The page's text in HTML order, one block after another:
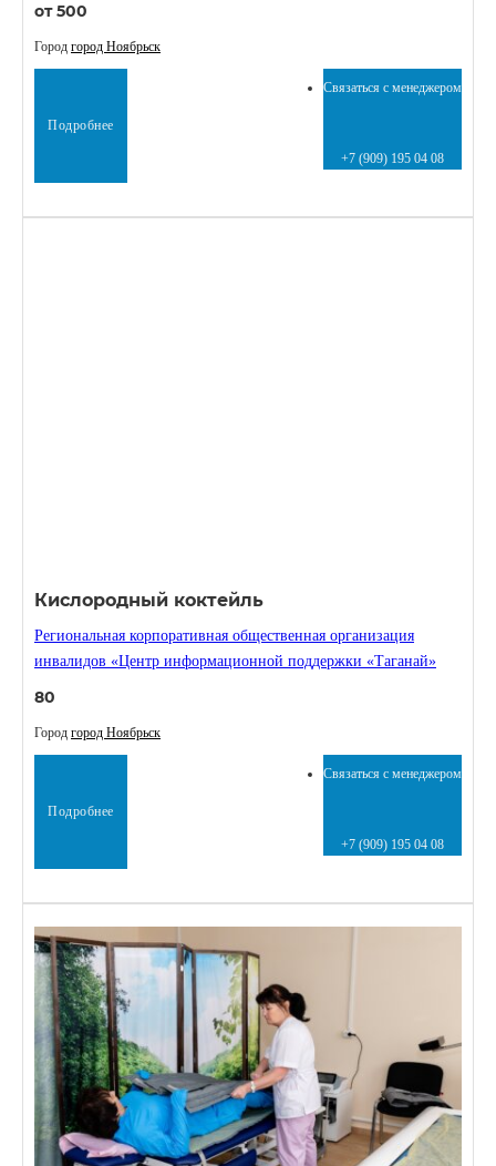
от 500
Город город Ноябрьск
Подробнее
Связаться с менеджером
+7 (909) 195 04 08
Кислородный коктейль
Региональная корпоративная общественная организация
инвалидов «Центр информационной поддержки «Таганай»
80
Город город Ноябрьск
Подробнее
Связаться с менеджером
+7 (909) 195 04 08